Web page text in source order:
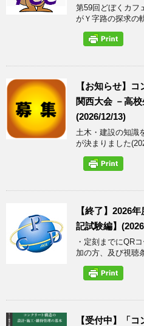
第59回どぼくカフ
がＹ字路の探求の
【お知らせ】
関西大会 －高
(2026/12/13)
土木・建設の知識
が決まりました
【終了】2026
記試験編】
・定刻までにQR
加の方、及び視聴
【受付中】「